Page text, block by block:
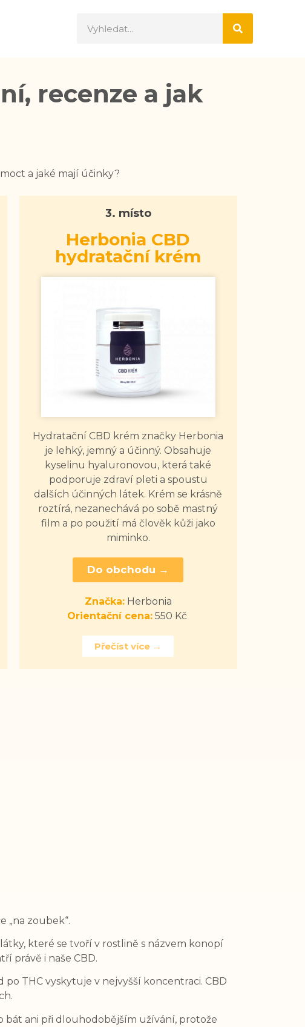
recenze a jak
a jaké mají účinky?
3. místo
Herbonia CBD
hydratační krém
Hydratační CBD krém značky Herbonia
je lehký, jemný a účinný. Obsahuje
kyselinu hyaluronovou, která také
podporuje zdraví pleti a spoustu
dalších účinných látek. Krém se krásně
roztírá, nezanechává po sobě mastný
film a po použití má člověk kůži jako
miminko.
Do obchodu →
Značka:Herbonia
Orientační cena:550 Kč
Přečíst více →
„na zoubek“.
které se tvoří v rostlině s názvem konopí
právě i naše CBD.
THC vyskytuje v nejvyšší koncentraci. CBD
bát ani při dlouhodobějším užívání, protože